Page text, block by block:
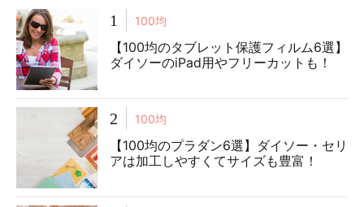
1 100均
【100均のタブレット保護フィルム6選】
ダイソーのiPad用やフリーカットも！
2 100均
【100均のプラダン6選】ダイソー・セリ
アは加工しやすくてサイズも豊富！